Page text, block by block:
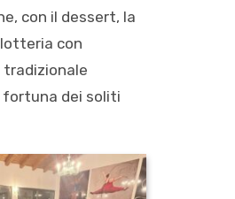
con il dessert, la
con
fortuna dei soliti